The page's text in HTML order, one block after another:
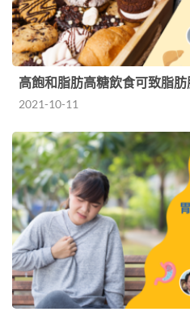
高飽和脂肪高糖飲食可致脂
2021-10-11